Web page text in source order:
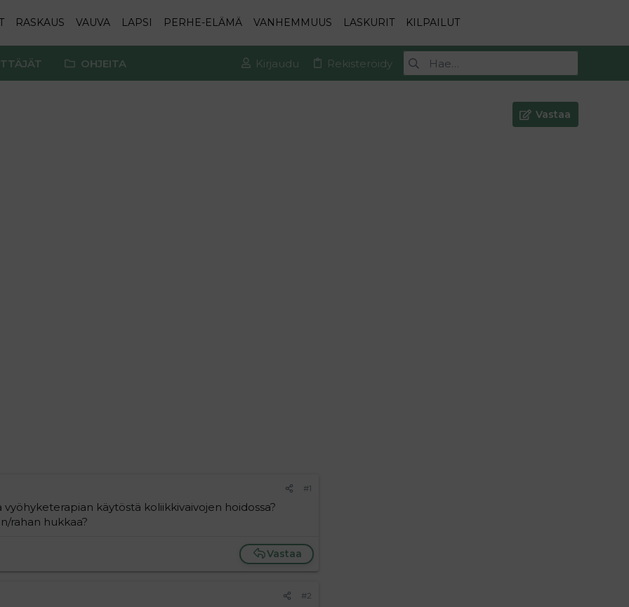
RASKAUS VAUVA LAPSI PERHE-ELÄMÄ VANHEMMUUS LASKURIT KILPAILUT
OHJEITA Kirjaudu Rekisteröidy
Vastaa
#1
käytöstä koliikkivaivojen hoidossa?
rahan hukkaa?
Vastaa
#2